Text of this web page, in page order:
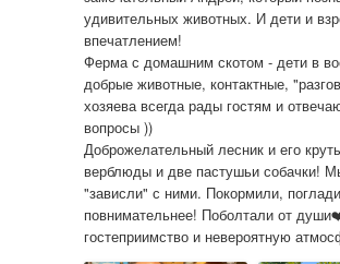
удивительных животных. И дети и
впечатлением!
Ферма с домашним скотом - дети в
добрые животные, контактные,
хозяева всегда рады гостям и
вопросы ))
Доброжелательный лесник и его
верблюды и две пастушьи собачки!
"зависли" с ними. Покормили,
повнимательнее! Поболтали от
гостеприимство и невероятную